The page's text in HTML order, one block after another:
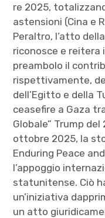
re 2025,
astensioni (Cina e
Peraltro, l’atto
riconosce e reitera
preambolo il
rispettivamente,
dell’Egitto e della
ceasefire a Gaza
Globale” Trump
ottobre 2025, la
Enduring Peace
l’appoggio
statunitense. Ciò
un’iniziativa
un atto